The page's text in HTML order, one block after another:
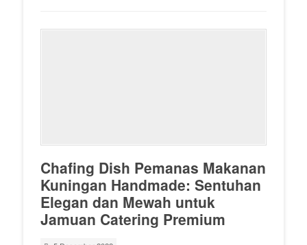
Chafing Dish Pemanas Makanan
Kuningan Handmade: Sentuhan
Elegan dan Mewah untuk
Jamuan Catering Premium